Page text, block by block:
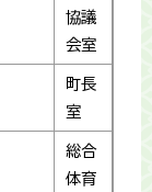
協議
会室
町長
室
総合
体育